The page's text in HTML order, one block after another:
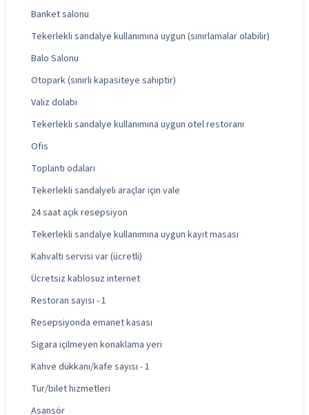
Banket salonu
Tekerlekli sandalye kullanımına uygun (sınırlamalar olabilir)
Balo Salonu
Otopark (sınırlı kapasiteye sahiptir)
Valiz dolabı
Tekerlekli sandalye kullanımına uygun otel restoranı
Ofis
Toplantı odaları
Tekerlekli sandalyeli araçlar için vale
24 saat açık resepsiyon
Tekerlekli sandalye kullanımına uygun kayıt masası
Kahvaltı servisi var (ücretli)
Ücretsiz kablosuz internet
Restoran sayısı - 1
Resepsiyonda emanet kasası
Sigara içilmeyen konaklama yeri
Kahve dükkanı/kafe sayısı - 1
Tur/bilet hizmetleri
Asansör